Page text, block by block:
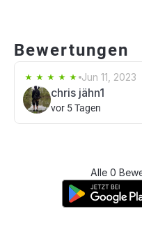
Bewertungen
Jun 11, 2023
chris jähn1
vor 5 Tagen
Alle 0